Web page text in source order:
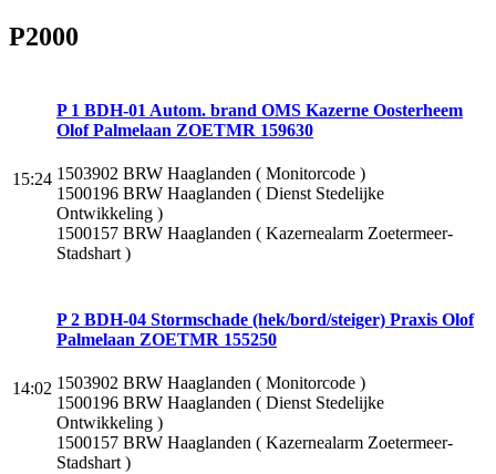
P2000
15:24
P 1 BDH-01 Autom. brand OMS Kazerne Oosterheem
Olof Palmelaan ZOETMR 159630
1503902 BRW Haaglanden ( Monitorcode )
1500196 BRW Haaglanden ( Dienst Stedelijke
Ontwikkeling )
1500157 BRW Haaglanden ( Kazernealarm Zoetermeer-
Stadshart )
14:02
P 2 BDH-04 Stormschade (hek/bord/steiger) Praxis Olof
Palmelaan ZOETMR 155250
1503902 BRW Haaglanden ( Monitorcode )
1500196 BRW Haaglanden ( Dienst Stedelijke
Ontwikkeling )
1500157 BRW Haaglanden ( Kazernealarm Zoetermeer-
Stadshart )